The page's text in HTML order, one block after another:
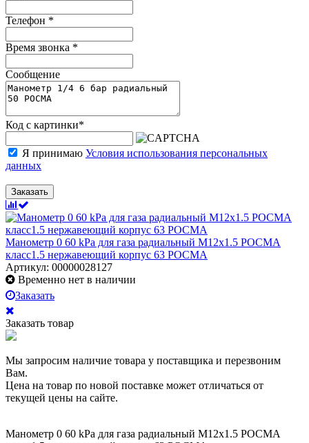
Телефон *
Время звонка *
Сообщение
Код с картинки*
Я принимаю Условия использования персональных
данных
Заказать
Манометр 0 60 kPa для газа радиальный М12х1.5 РОСМА
класс1.5 нержавеющий корпус 63 РОСМА
Артикул: 00000028127
Временно нет в наличии
Заказать
Заказать товар
Мы запросим наличие товара у поставщика и перезвоним
Вам.
Цена на товар по новой поставке может отличаться от
текущей цены на сайте.
Манометр 0 60 kPa для газа радиальный М12х1.5 РОСМА